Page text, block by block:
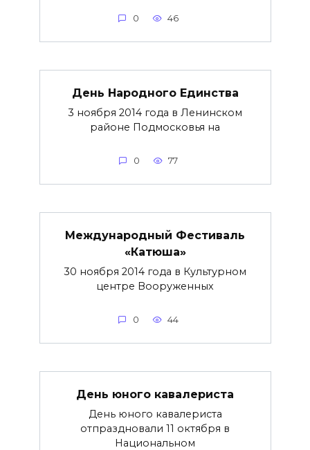
0 46
День Народного Единства
3 ноября 2014 года в Ленинском
районе Подмосковья на
0 77
Международный Фестиваль
«Катюша»
30 ноября 2014 года в Культурном
центре Вооруженных
0 44
День юного кавалериста
День юного кавалериста
отпраздновали 11 октября в
Национальном